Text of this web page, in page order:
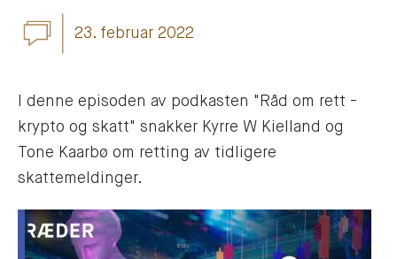
23. februar 2022
I denne episoden av podkasten "Råd om rett -
krypto og skatt" snakker Kyrre W Kielland og
Tone Kaarbø om retting av tidligere
skattemeldinger.